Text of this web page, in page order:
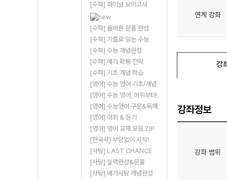
[수학] 파이널 모의고사
[수학] 올바른 문풀 완성
[수학] 기출로 읽는 수능
[수학] 수능 개념완성
[수학] 메가 확통 전략
[수학] 기초 개념 학습
[영어] 수능 영어 기초/개념
[영어] 수능 영어, 어휘부터!
[영어] 수능영어 구문&독해
[영어] 어휘 & 듣기
[영어] 영어 교재 모음.ZIP
[한국사] 부담없이 시작!
[사탐] LAST CHANCE
[사탐] 실력완성&문풀
[사탐] 메가사탐 개념완성
연계 강좌
강
강좌정보
강좌 범위